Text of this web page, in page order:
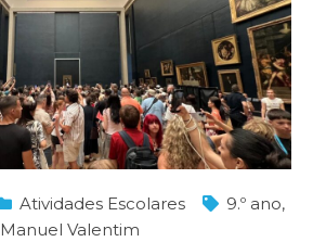
Atividades Escolares 9.º ano,
Manuel Valentim